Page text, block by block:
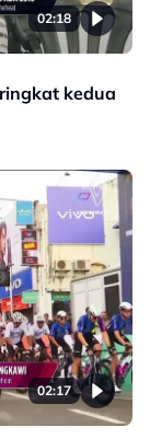
02:18
kedua
02:17